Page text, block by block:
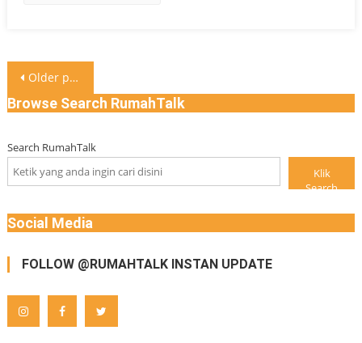
Posts
navigation
Older posts
Browse Search RumahTalk
Search RumahTalk
Klik
Search
Social Media
FOLLOW @RUMAHTALK INSTAN UPDATE